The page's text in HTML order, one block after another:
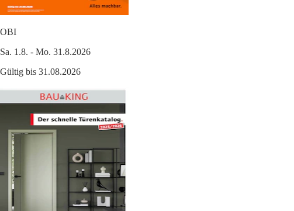
OBI
Sa. 1.8. - Mo. 31.8.2026
Gültig bis 31.08.2026